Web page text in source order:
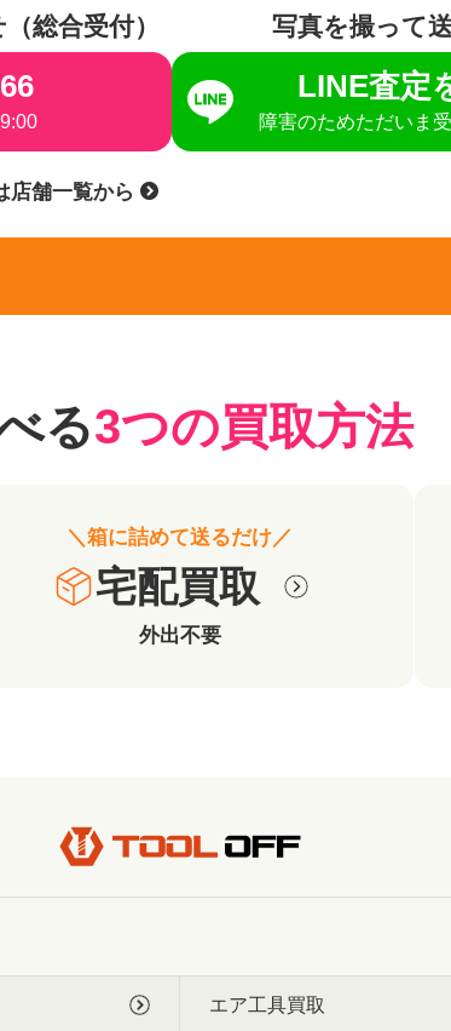
総合受付） 写真を撮って
LINE査定
障害のためただいま
店舗一覧から
る3つの買取方法
＼箱に詰めて送るだけ／
宅配買取
外出不要
エア工具買取